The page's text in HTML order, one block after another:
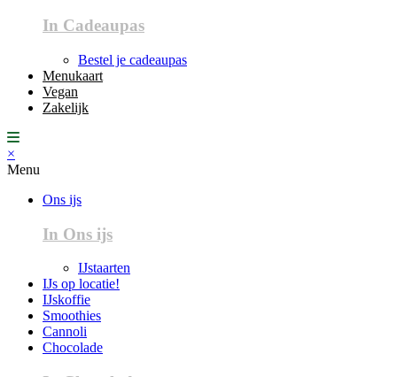
In Cadeaupas
Bestel je cadeaupas
Menukaart
Vegan
Zakelijk
×
Menu
Ons ijs
In Ons ijs
IJstaarten
IJs op locatie!
IJskoffie
Smoothies
Cannoli
Chocolade